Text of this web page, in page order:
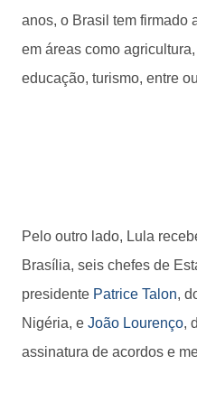
anos, o Brasil tem firmado
em áreas como
educação, turismo, entre
Pelo outro lado, Lula
Brasília, seis chefes de
presidente Patrice Talon,
Nigéria, e João Lourenço,
assinatura de acordos e